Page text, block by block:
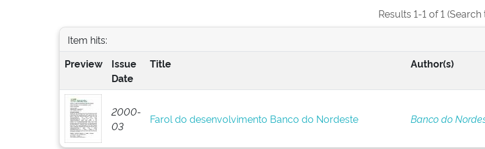
Results 1-1 of 1
Item hits:
Preview
Issue
Date
Title Author(s)
2000-
03
Farol do desenvolvimento Banco do Nordeste Banco do